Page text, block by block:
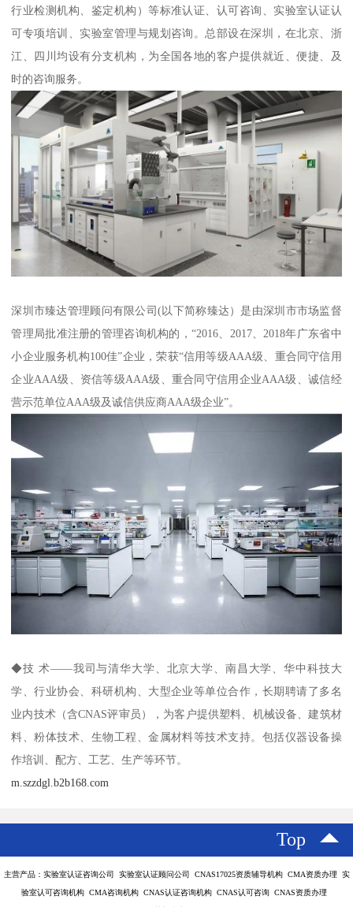
行业检测机构、鉴定机构）等标准认证、认可咨询、实验室认证认
可专项培训、实验室管理与规划咨询。总部设在深圳，在北京、浙
江、四川均设有分支机构，为全国各地的客户提供就近、便捷、及
时的咨询服务。
深圳市臻达管理顾问有限公司(以下简称臻达）是由深圳市市场监督
管理局批准注册的管理咨询机构的，“2016、2017、2018年广东省中
小企业服务机构100佳”企业，荣获“信用等级AAA级、重合同守信用
企业AAA级、资信等级AAA级、重合同守信用企业AAA级、诚信经
营示范单位AAA级及诚信供应商AAA级企业”。
◆技 术——我司与清华大学、北京大学、南昌大学、华中科技大
学、行业协会、科研机构、大型企业等单位合作，长期聘请了多名
业内技术（含CNAS评审员），为客户提供塑料、机械设备、建筑材
料、粉体技术、生物工程、金属材料等技术支持。包括仪器设备操
作培训、配方、工艺、生产等环节。
m.szzdgl.b2b168.com
Top
主营产品：实验室认证咨询公司 实验室认证顾问公司 CNAS17025资质辅导机构 CMA资质办理 实
验室认可咨询机构 CMA咨询机构 CNAS认证咨询机构 CNAS认可咨询 CNAS资质办理